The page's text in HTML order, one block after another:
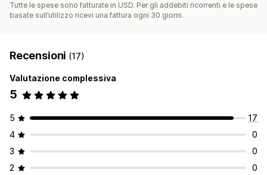
Tutte le spese sono fatturate in USD. Per gli addebiti ricorrenti e le spese
basate sull’utilizzo ricevi una fattura ogni 30 giorni.
Recensioni (17)
Valutazione complessiva
5
5
17
4
0
3
0
2
0